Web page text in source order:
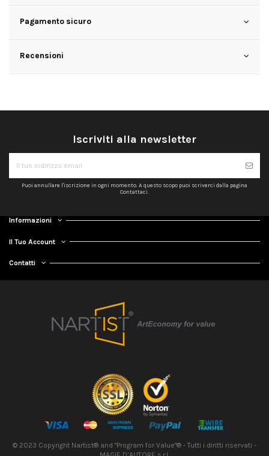
Pagamento sicuro
Recensioni
Iscriviti alla newsletter
Puoi annullare l'iscrizione in ogni momento. A questo scopo puoi scriverci dalla pagina
Contattaci.
Informazioni
Il Tuo Account
Contatti
© 2023 Copyright Nartist® and "Program for Value"® - Tutti i diritti riservati -